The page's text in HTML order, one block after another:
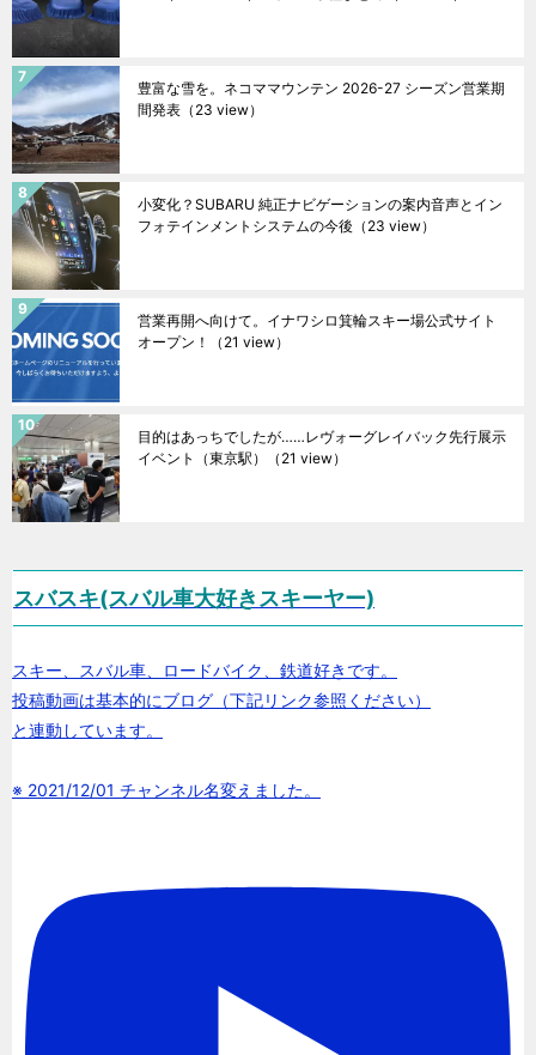
豊富な雪を。ネコママウンテン 2026-27 シーズン営業期
間発表 （23 view）
小変化？SUBARU 純正ナビゲーションの案内音声とイン
フォテインメントシステムの今後 （23 view）
営業再開へ向けて。イナワシロ箕輪スキー場公式サイト
オープン！
（21 view）
目的はあっちでしたが……レヴォーグレイバック先行展示
イベント（東京駅）
（21 view）
スバスキ(スバル車大好きスキーヤー)
スキー、スバル車、ロードバイク、鉄道好きです。
投稿動画は基本的にブログ（下記リンク参照ください）
と連動しています。
※ 2021/12/01 チャンネル名変えました。